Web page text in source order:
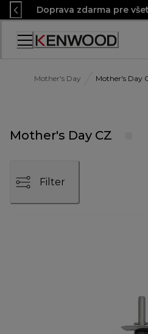
Skip
to
Content
Doprava zdarma pre
Mother's Day Mother's Day
Mother's Day CZ
Filter